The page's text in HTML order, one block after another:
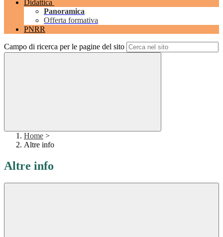
Didattica
Panoramica
Offerta formativa
PNRR
Campo di ricerca per le pagine del sito
Home >
Altre info
Altre info